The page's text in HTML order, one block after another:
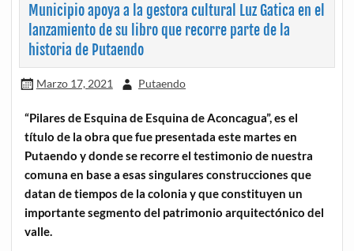
Municipio apoya a la gestora cultural Luz Gatica en el
lanzamiento de su libro que recorre parte de la
historia de Putaendo
Marzo 17, 2021 Putaendo
“Pilares de Esquina de Esquina de Aconcagua”, es el
título de la obra que fue presentada este martes en
Putaendo y donde se recorre el testimonio de nuestra
comuna en base a esas singulares construcciones que
datan de tiempos de la colonia y que constituyen un
importante segmento del patrimonio arquitectónico del
valle.